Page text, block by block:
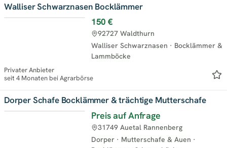
Walliser Schwarznasen Bocklämmer
150 €
Walliser Schwarznasen · Bocklämmer &
Lammböcke
92727 Waldthurn
Privater Anbieter
seit 4 Monaten bei Agrarbörse
Dorper Schafe Bocklämmer & trächtige Mutterschafe
Preis auf Anfrage
Dorper · Mutterschafe & Auen ·
31749 Auetal Rannenberg